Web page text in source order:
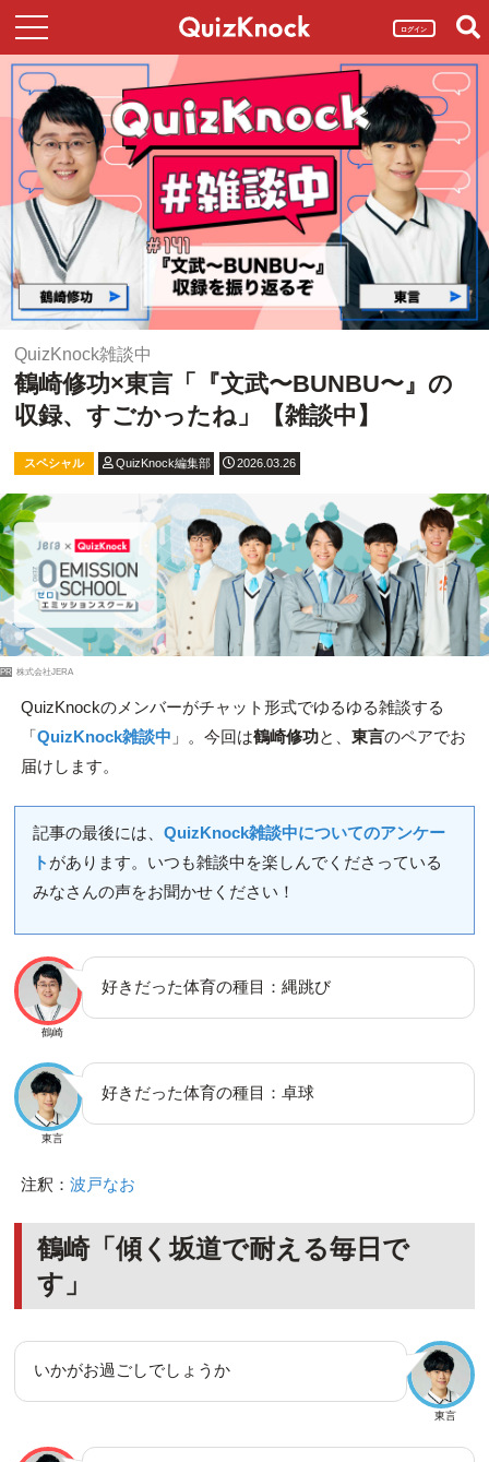
ログイン
QuizKnock雑談中
鶴崎修功×東言「『文武〜BUNBU〜』の
収録、すごかったね」【雑談中】
スペシャル QuizKnock編集部 2026.03.26
PR 株式会社JERA
QuizKnockのメンバーがチャット形式でゆるゆる雑談する
「QuizKnock雑談中 」。今回は鶴崎修功と、 東言のペアでお
届けします。
記事の最後には、 QuizKnock雑談中についてのアンケー
ト があります。いつも雑談中を楽しんでくださっている
みなさんの声をお聞かせください！
鶴崎
好きだった体育の種目：縄跳び
東言
好きだった体育の種目：卓球
注釈： 波戸なお
鶴崎「傾く坂道で耐える毎日で
す」
東言
いかがお過ごしでしょうか